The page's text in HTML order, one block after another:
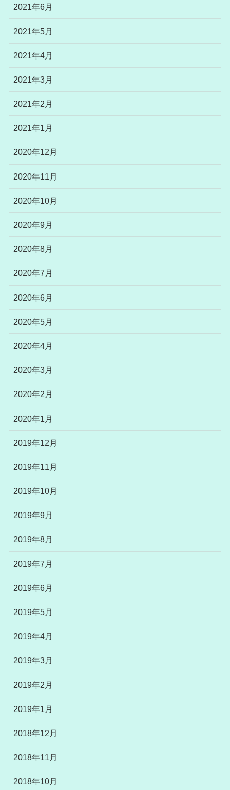
2021年6月
2021年5月
2021年4月
2021年3月
2021年2月
2021年1月
2020年12月
2020年11月
2020年10月
2020年9月
2020年8月
2020年7月
2020年6月
2020年5月
2020年4月
2020年3月
2020年2月
2020年1月
2019年12月
2019年11月
2019年10月
2019年9月
2019年8月
2019年7月
2019年6月
2019年5月
2019年4月
2019年3月
2019年2月
2019年1月
2018年12月
2018年11月
2018年10月